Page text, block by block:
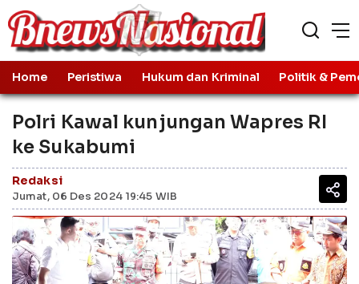
Home Peristiwa Hukum dan Kriminal Politik &
Polri Kawal kunjungan Wapres RI
ke Sukabumi
Redaksi
Jumat, 06 Des 2024 19:45 WIB